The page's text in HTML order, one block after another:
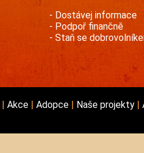
Dostávej informace
Podpoř finančně
Staň se
Akce Adopce Naše projekty